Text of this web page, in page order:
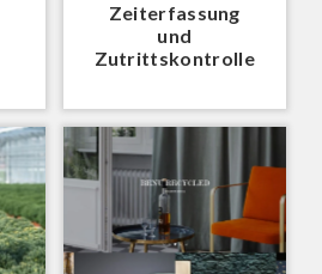
Zeiterfassung
und
Zutrittskontrolle